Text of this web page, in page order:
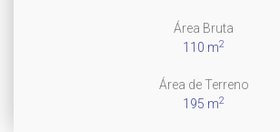
Área Bruta
110 m2
Área de Terreno
195 m2